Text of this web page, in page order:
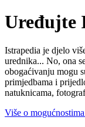
Uređujte
Istrapedia je djelo
urednika... No, ona
obogaćivanju mogu
primjedbama i
natuknicama,
Više o